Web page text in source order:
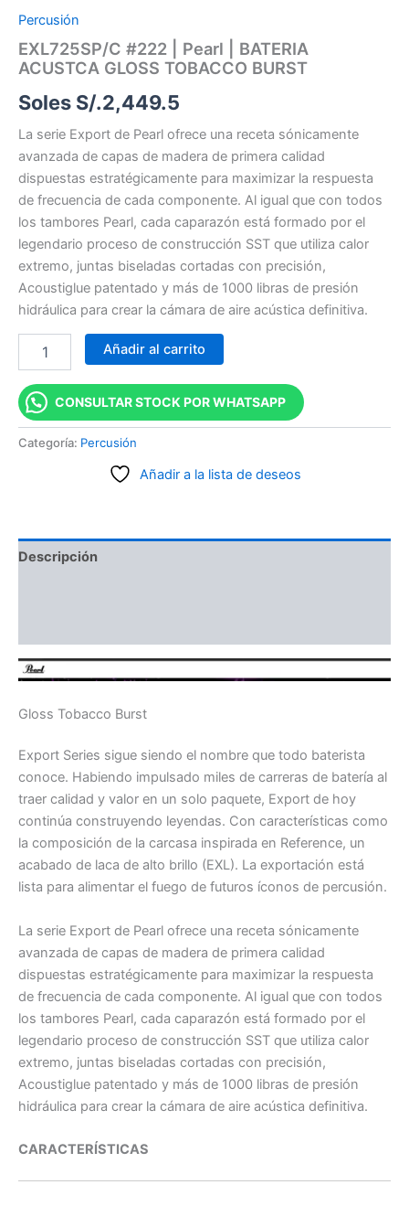
Percusión
EXL725SP/C #222 | Pearl | BATERIA
ACUSTCA GLOSS TOBACCO BURST
Soles S/.2,449.5
La serie Export de Pearl ofrece una receta sónicamente
avanzada de capas de madera de primera calidad
dispuestas estratégicamente para maximizar la respuesta
de frecuencia de cada componente. Al igual que con todos
los tambores Pearl, cada caparazón está formado por el
legendario proceso de construcción SST que utiliza calor
extremo, juntas biseladas cortadas con precisión,
Acoustiglue patentado y más de 1000 libras de presión
hidráulica para crear la cámara de aire acústica definitiva.
Añadir al carrito
CONSULTAR STOCK POR WHATSAPP
Categoría: Percusión
Añadir a la lista de deseos
Descripción
Gloss Tobacco Burst
Export Series sigue siendo el nombre que todo baterista
conoce. Habiendo impulsado miles de carreras de batería al
traer calidad y valor en un solo paquete, Export de hoy
continúa construyendo leyendas. Con características como
la composición de la carcasa inspirada en Reference, un
acabado de laca de alto brillo (EXL). La exportación está
lista para alimentar el fuego de futuros íconos de percusión.
La serie Export de Pearl ofrece una receta sónicamente
avanzada de capas de madera de primera calidad
dispuestas estratégicamente para maximizar la respuesta
de frecuencia de cada componente. Al igual que con todos
los tambores Pearl, cada caparazón está formado por el
legendario proceso de construcción SST que utiliza calor
extremo, juntas biseladas cortadas con precisión,
Acoustiglue patentado y más de 1000 libras de presión
hidráulica para crear la cámara de aire acústica definitiva.
CARACTERÍSTICAS